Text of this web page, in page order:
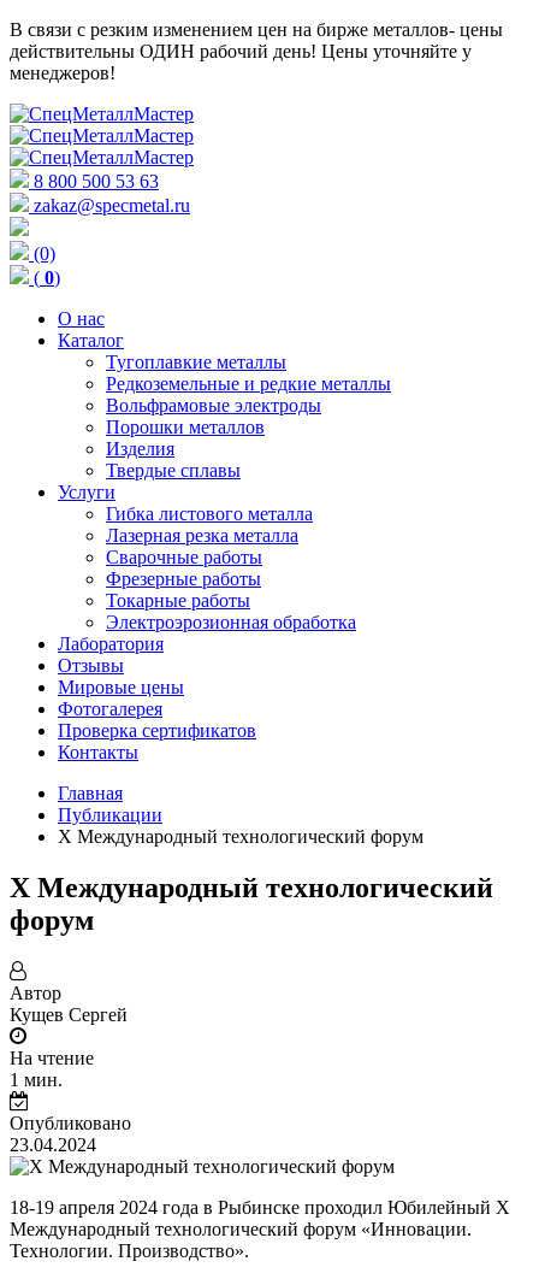
В связи с резким изменением цен на бирже металлов- цены
действительны ОДИН рабочий день! Цены уточняйте у
менеджеров!
8 800 500 53 63
zakaz@specmetal.ru
(0)
( 0)
О нас
Каталог
Тугоплавкие металлы
Редкоземельные и редкие металлы
Вольфрамовые электроды
Порошки металлов
Изделия
Твердые сплавы
Услуги
Гибка листового металла
Лазерная резка металла
Сварочные работы
Фрезерные работы
Токарные работы
Электроэрозионная обработка
Лаборатория
Отзывы
Мировые цены
Фотогалерея
Проверка сертификатов
Контакты
Главная
Публикации
X Международный технологический форум
X Международный технологический
форум
Автор
Кущев Сергей
На чтение
1 мин.
Опубликовано
23.04.2024
18-19 апреля 2024 года в Рыбинске проходил Юбилейный X
Международный технологический форум «Инновации.
Технологии. Производство».